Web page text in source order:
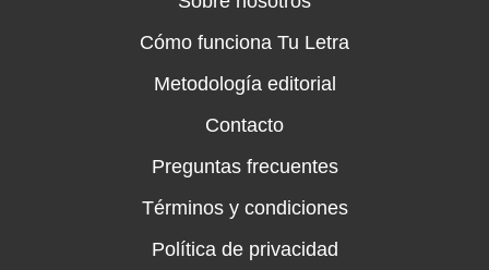
Cómo funciona Tu Letra
Metodología editorial
Contacto
Preguntas frecuentes
Términos y condiciones
Política de privacidad